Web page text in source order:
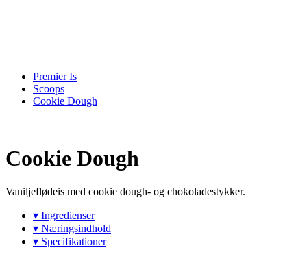
Premier Is
Scoops
Cookie Dough
Cookie Dough
Vaniljeflødeis med cookie dough- og chokoladestykker.
▾ Ingredienser
▾ Næringsindhold
▾ Specifikationer